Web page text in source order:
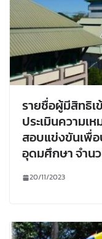
รายชื่อผู้มีสิทธิ
ประเมินความเ
สอบแข่งขันเพื่
อุดมศึกษา จำน
20/11/2023